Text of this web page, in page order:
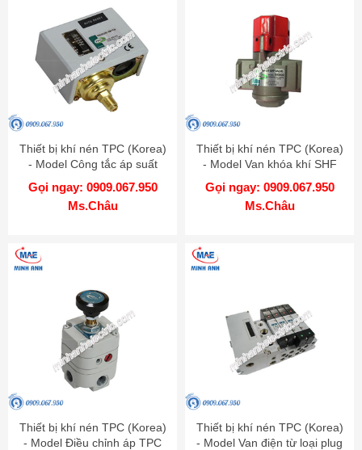
Thiết bị khí nén TPC (Korea)
- Model Công tắc áp suất
SPS
Gọi ngay: 0909.067.950
Ms.Châu
Thiết bị khí nén TPC (Korea)
- Model Van khóa khí SHF
06-06
Gọi ngay: 0909.067.950
Ms.Châu
Thiết bị khí nén TPC (Korea)
- Model Điều chỉnh áp TPC
Thiết bị khí nén TPC (Korea)
- Model Van điện từ loại plug